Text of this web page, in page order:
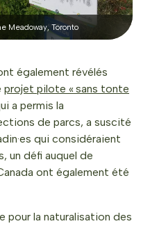
Meadoway, Toronto
également révélés
projet pilote « sans tonte
a permis la
de parcs, a suscité
qui considéraient
un défi auquel de
ont également été
pour la naturalisation des